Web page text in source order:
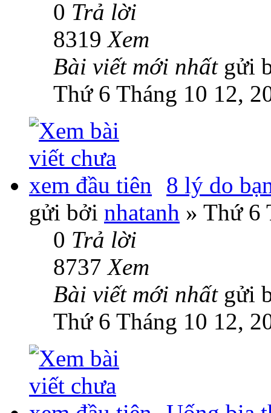
0 Trả lời
8319Xem
Bài viết mới nhất gửi
Thứ 6 Tháng 10 12,
8 lý do
gửi bởi nhatanh » Thứ 6
0 Trả lời
8737Xem
Bài viết mới nhất gửi
Thứ 6 Tháng 10 12,